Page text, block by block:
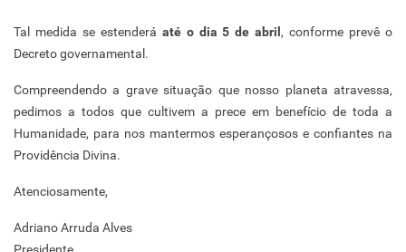
Tal medida se estenderá até o dia 5 de abril , conforme prevê o
Decreto governamental.
Compreendendo a grave situação que nosso planeta atravessa,
pedimos a todos que cultivem a prece em benefício de toda a
Humanidade, para nos mantermos esperançosos e confiantes na
Providência Divina.
Atenciosamente,
Adriano Arruda Alves